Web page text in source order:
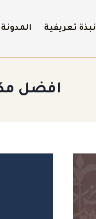
نبذة تعريفية المدونة
افضل